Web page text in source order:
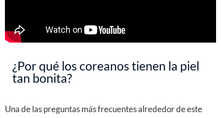
¿Por qué los coreanos tienen la piel
tan bonita?
Una de las preguntas más frecuentes alrededor de este